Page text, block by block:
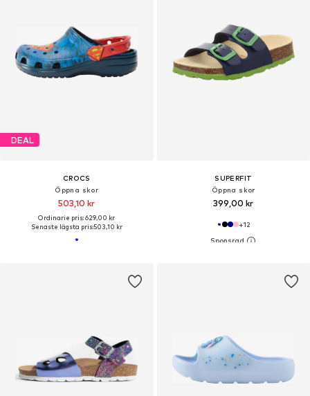
DEAL
CROCS
Öppna skor
503,10 kr
Ordinarie pris: 629,00 kr
Senaste lägsta pris:503,10 kr
SUPERFIT
Öppna skor
399,00 kr
+12